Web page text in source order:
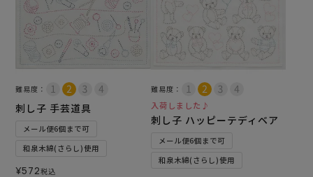
難易度：
刺し子 手芸道具
メール便6個まで可
和泉木綿(さらし)使用
¥572税込
難易度：
入荷しました♪
刺し子 ハッピーテディベア
メール便6個まで可
和泉木綿(さらし)使用